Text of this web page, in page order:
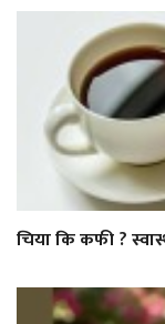
चिया कि कफी ?